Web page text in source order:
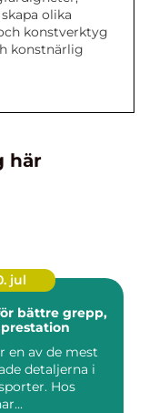
olika
konstverktyg
konstnärlig
här
jul
bättre grepp,
en av de mest
detaljerna i
Hos